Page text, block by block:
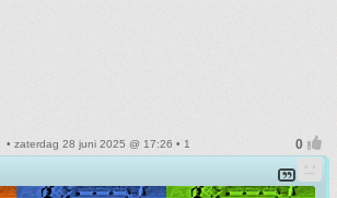
• zaterdag 28 juni 2025 @ 17:26 • 1